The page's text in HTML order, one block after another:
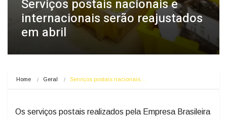
Serviços postais nacionais e
internacionais serão reajustados
em abril
Home Geral Serviços postais nacionais…
Os serviços postais realizados pela Empresa Brasileira